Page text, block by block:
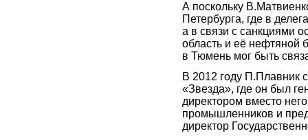
А поскольку
Петербурга, где в
а в связи с санкциями
область и её нефтяной
в Тюмень мог быть
В 2012 году П.Плавник
«Звезда», где он был
директором вместо
промышленников и
директор